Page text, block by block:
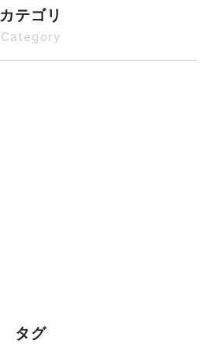
カテゴリ
Category
タグ